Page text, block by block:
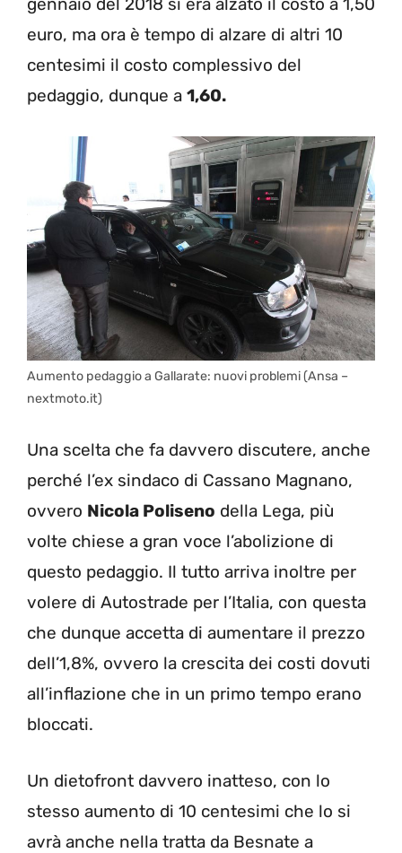
euro, ma ora è tempo di alzare di altri 10
centesimi il costo complessivo del
pedaggio, dunque a 1,60.
Aumento pedaggio a Gallarate: nuovi problemi (Ansa –
nextmoto.it)
Una scelta che fa davvero discutere, anche
perché l’ex sindaco di Cassano Magnano,
ovvero Nicola Poliseno della Lega, più
volte chiese a gran voce l’abolizione di
questo pedaggio. Il tutto arriva inoltre per
volere di Autostrade per l’Italia, con questa
che dunque accetta di aumentare il prezzo
dell’1,8%, ovvero la crescita dei costi dovuti
all’inflazione che in un primo tempo erano
bloccati.
Un dietofront davvero inatteso, con lo
stesso aumento di 10 centesimi che lo si
avrà anche nella tratta da Besnate a